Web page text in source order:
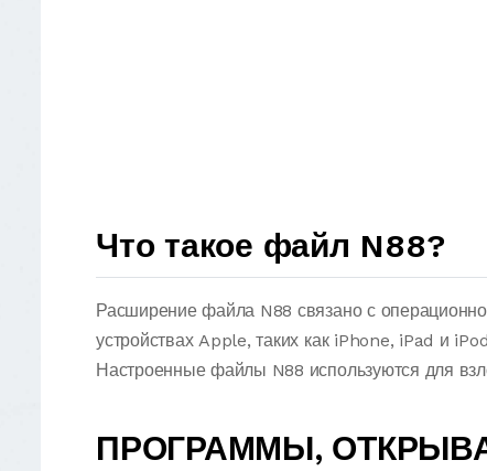
Что такое файл N88?
Расширение файла N88 связано с
устройствах Apple, таких как iPhone, iPad и
Настроенные файлы N88 используются для
ПРОГРАММЫ,